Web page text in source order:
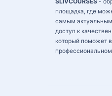
площадка, где
самым
доступ к
который поможет